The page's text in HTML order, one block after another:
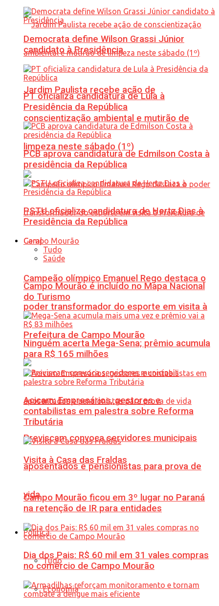
Jardim Paulista recebe ação de
conscientização ambiental e mutirão de
limpeza neste sábado (1º)
Campeão olímpico Emanuel Rego destaca o
poder transformador do esporte em visita à
Prefeitura de Campo Mourão
Previscam convoca servidores municipais
aposentados e pensionistas para prova de
vida
Política
Tudo
Economia
Democrata define Wilson Grassi Júnior
candidato à Presidência
PT oficializa candidatura de Lula à
Presidência da República
PCB aprova candidatura de Edmilson Costa à
presidência da República
PSTU oficializa candidatura de Hertz Dias à
Presidência da República
Geral
Tudo
Saúde
Campo Mourão é incluído no Mapa Nacional
do Turismo
Ninguém acerta Mega-Sena; prêmio acumula
para R$ 165 milhões
Acicam: Empresários, gestores e
contabilistas em palestra sobre Reforma
Tributária
Visita à Casa das Fraldas
Campo Mourão ficou em 3º lugar no Paraná
na retenção de IR para entidades
Dia dos Pais: R$ 60 mil em 31 vales compras
no comércio de Campo Mourão